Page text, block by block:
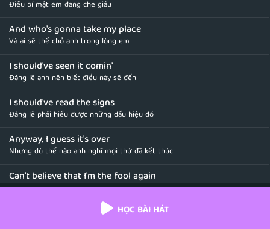
Điều bí mật em đang che giấu
And who's gonna take my place
Và ai sẽ thế chỗ anh trong lòng em
I should've seen it comin'
Đáng lẽ anh nên biết điều này sẽ đến
I should've read the signs
Đáng lẽ phải hiểu được những dấu hiệu đó
Anyway, I guess it's over
Nhưng dù thế nào anh nghĩ mọi thứ đã kết thúc
Can't believe that I'm the fool again
Không thể tin rằng anh lại ngu ngốc lần nữa
I thought this love would never end
HỌC BÀI HÁT